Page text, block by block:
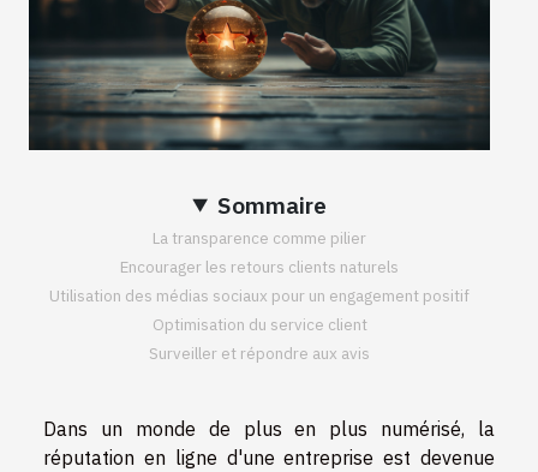
Sommaire
La transparence comme pilier
Encourager les retours clients naturels
Utilisation des médias sociaux pour un engagement positif
Optimisation du service client
Surveiller et répondre aux avis
Dans un monde de plus en plus numérisé, la
réputation en ligne d'une entreprise est devenue